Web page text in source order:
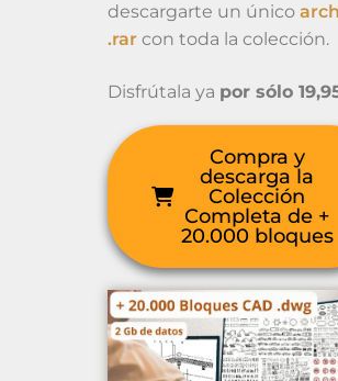
descargarte un único
.rar con toda la colección.
Disfrútala ya por sólo
Compra y
descarga la
Colección
Completa de +
20.000 bloques